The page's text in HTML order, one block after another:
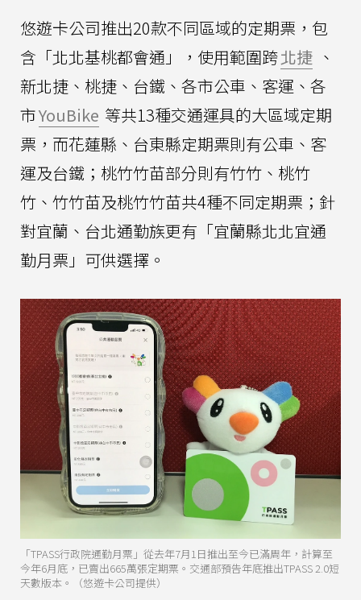
悠遊卡公司推出20款不同區域的定期票，包
含「北北基桃都會通」，使用範圍跨北捷 、
新北捷、桃捷、台鐵、各市公車、客運、各
市YouBike 等共13種交通運具的大區域定期
票，而花蓮縣、台東縣定期票則有公車、客
運及台鐵；桃竹竹苗部分則有竹竹、桃竹
竹、竹竹苗及桃竹竹苗共4種不同定期票；針
對宜蘭、台北通勤族更有「宜蘭縣北北宜通
勤月票」可供選擇。
「TPASS行政院通勤月票」從去年7月1日推出至今已滿周年，計算至
今年6月底，已賣出665萬張定期票。交通部預告年底推出TPASS 2.0短
天數版本。（悠遊卡公司提供）